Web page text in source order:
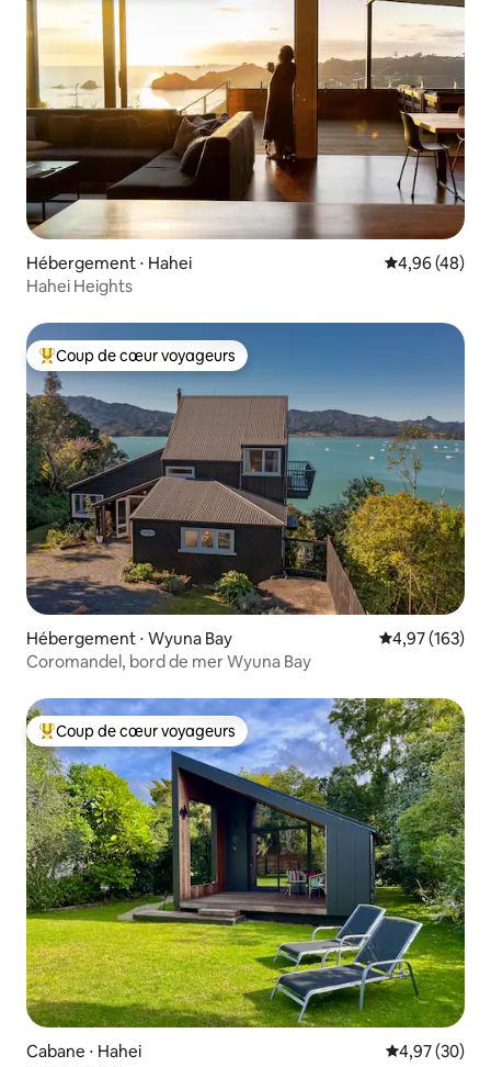
Hébergement ⋅ Hahei Évaluation
4,96 (48)
Hahei Heights
Coups de cœur voyageurs les plus appréciés
Coup de cœur voyageurs
Hébergement ⋅ Wyuna Bay Évaluation
4,97 (163)
Coromandel, bord de mer Wyuna Bay
Coups de cœur voyageurs les plus appréciés
Coup de cœur voyageurs
Cabane ⋅ Hahei Évaluation
4,97 (30)